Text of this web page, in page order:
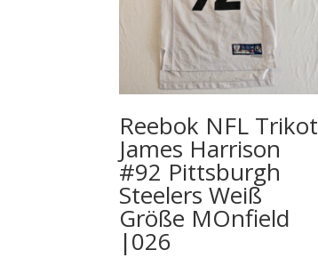
Reebok NFL Trikot
James Harrison
#92 Pittsburgh
Steelers Weiß
Größe MOnfield
|026